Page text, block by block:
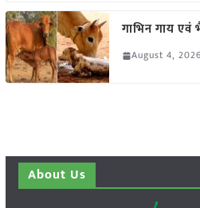
गाभिन गाय
August 4, 2026
About Us